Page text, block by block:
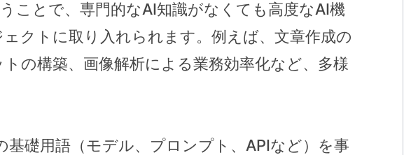
ことで、専門的なAI知識がなくても高度なAI機
クトに取り入れられます。例えば、文章作成の
の構築、画像解析による業務効率化など、多様
基礎用語（モデル、プロンプト、APIなど）を事